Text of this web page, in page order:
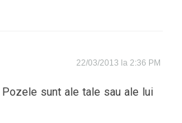
22/03/2013 la 2:36 PM
Pozele sunt ale tale sau ale lui